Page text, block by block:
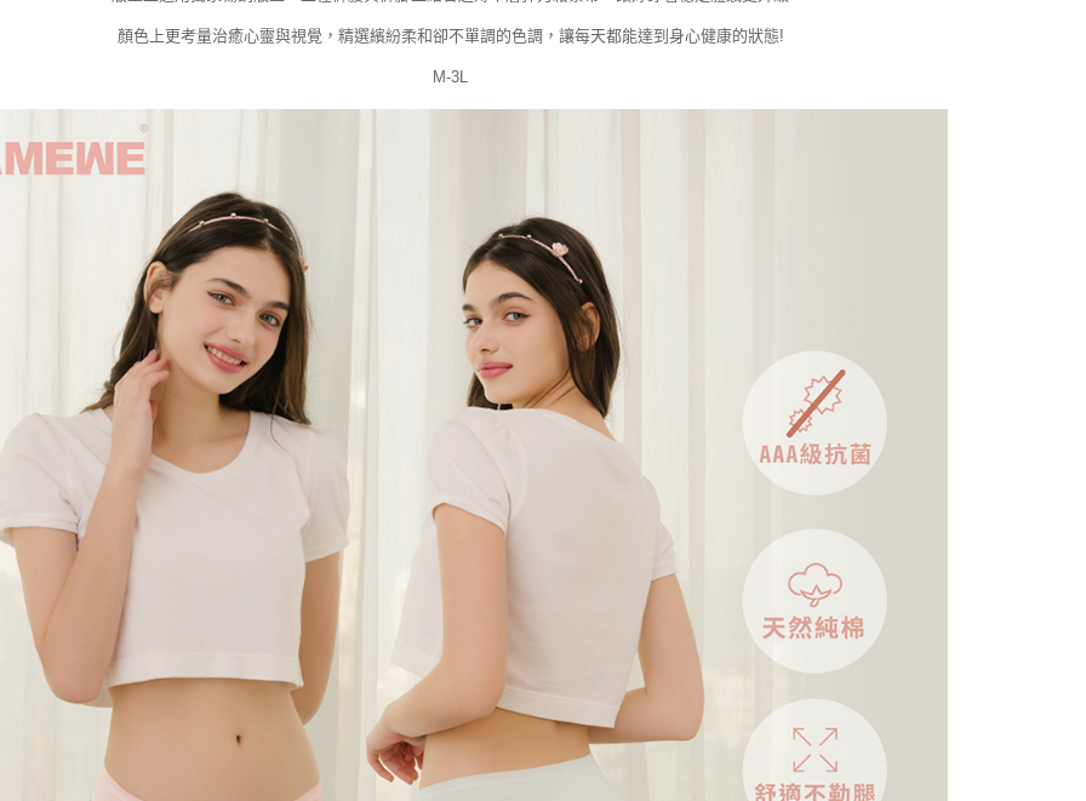
顏色上更考量治癒心靈與視覺，精選繽紛柔和卻不單調的色調，讓每天都能達到身心健康的狀態!
M-3L